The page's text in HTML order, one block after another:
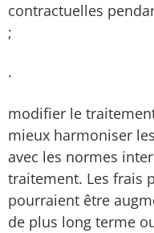
contractuelles
;
·
modifier le
mieux harmoniser
avec les normes
traitement. Les frais
pourraient être
de plus long terme